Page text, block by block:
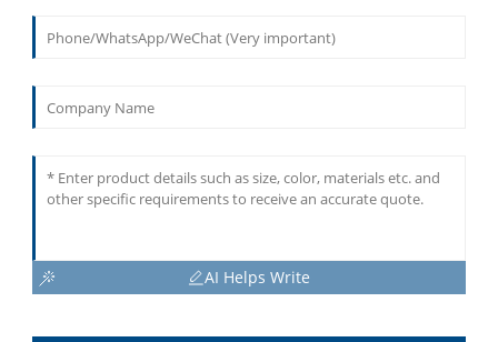
AI Helps Write